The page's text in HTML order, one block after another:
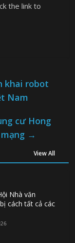
the link to
khai robot
Nam
cư Hong
→
View All
Nhà văn
cách tất cả các